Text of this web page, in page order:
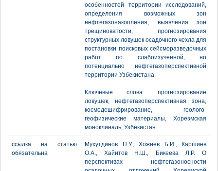
особенностей территории исследований,
определения возможных зон
нефтегазонакопления, выявления зон
трещиноватости, прогнозирования
структурных ловушек осадочного чехла для
постановки поисковых сейсморазведочных
работ по слабоизученной, но
потенциально нефтегазоперспективной
территории Узбекистана.
Ключевые слова: прогнозирование
ловушек, нефтегазоперспективная зона,
космодешифрирование, геолого-
геофизические материалы, Хорезмская
моноклиналь, Узбекистан.
ссылка на статью
обязательна
Мухутдинов Н.У., Хожиев Б.И., Каршиев
О.А., Хайитов Н.Ш., Бикеева Л.Р. О
перспективах нефтегазоносности